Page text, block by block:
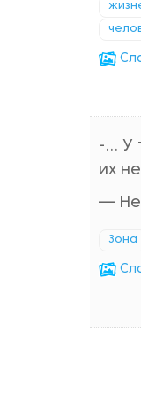
-... У
их
—
Зона